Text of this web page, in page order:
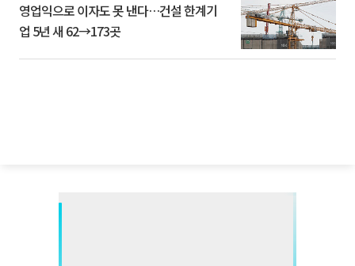
영업익으로 이자도 못 낸다…건설 한계기
업 5년 새 62→173곳